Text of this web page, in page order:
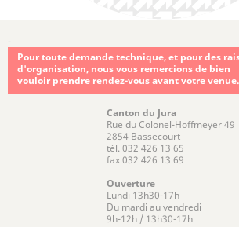
-
Pour toute demande technique, et pour des
d'organisation, nous vous remercions de bien
vouloir prendre rendez-vous avant votre venue.
Canton du Jura
Rue du Colonel-Hoffmeyer 49
2854 Bassecourt
tél. 032 426 13 65
fax 032 426 13 69
Ouverture
Lundi 13h30-17h
Du mardi au vendredi
9h-12h / 13h30-17h